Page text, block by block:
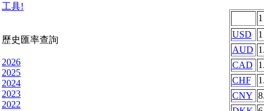
工具!
歷史匯率查詢
2026
2025
2024
2023
2022
USD
1
AUD
CAD
CHF
CNY